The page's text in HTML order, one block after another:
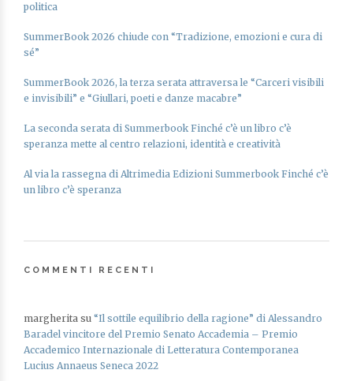
politica
SummerBook 2026 chiude con “Tradizione, emozioni e cura di
sé”
SummerBook 2026, la terza serata attraversa le “Carceri visibili
e invisibili” e “Giullari, poeti e danze macabre”
La seconda serata di Summerbook Finché c’è un libro c’è
speranza mette al centro relazioni, identità e creatività
Al via la rassegna di Altrimedia Edizioni Summerbook Finché c’è
un libro c’è speranza
COMMENTI RECENTI
margherita su “Il sottile equilibrio della ragione” di Alessandro
Baradel vincitore del Premio Senato Accademia – Premio
Accademico Internazionale di Letteratura Contemporanea
Lucius Annaeus Seneca 2022